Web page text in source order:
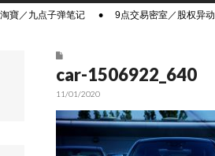
寶／九点子弹笔记 9点交易密室／股权异动
car-1506922_640
11/01/2020